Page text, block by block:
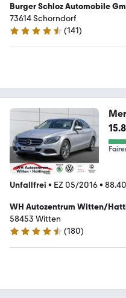
Burger Schloz Automobile
73614 Schorndorf
4.6 Sterne
(141)
Unfallfrei • EZ 05/2016•
WH Autozentrum Witten/
58453 Witten
4.3 Sterne
(180)